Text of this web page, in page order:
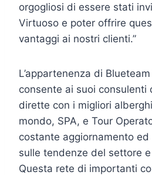
orgogliosi di essere stati
Virtuoso e poter offrire
vantaggi ai nostri clienti.”
L’appartenenza di
consente ai suoi consulenti
dirette con i migliori
mondo, SPA, e Tour
costante aggiornamento
sulle tendenze del settore
Questa rete di importanti